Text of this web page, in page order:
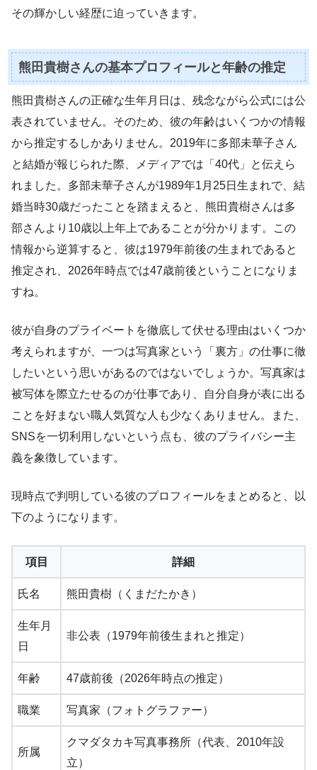
その輝かしい経歴に迫っていきます。
熊田貴樹さんの基本プロフィールと年齢の推定
熊田貴樹さんの正確な生年月日は、残念ながら公式には公
表されていません。そのため、彼の年齢はいくつかの情報
から推定するしかありません。2019年に多部未華子さん
と結婚が報じられた際、メディアでは「40代」と伝えら
れました。多部未華子さんが1989年1月25日生まれで、結
婚当時30歳だったことを踏まえると、熊田貴樹さんは多
部さんより10歳以上年上であることが分かります。この
情報から逆算すると、彼は1979年前後の生まれであると
推定され、2026年時点では47歳前後ということになりま
すね。
彼が自身のプライベートを徹底して伏せる理由はいくつか
考えられますが、一つは写真家という「裏方」の仕事に徹
したいという思いがあるのではないでしょうか。写真家は
被写体を際立たせるのが仕事であり、自分自身が表に出る
ことを好まない職人気質な人も少なくありません。また、
SNSを一切利用しないという点も、彼のプライバシー主
義を象徴しています。
現時点で判明している彼のプロフィールをまとめると、以
下のようになります。
項目 詳細
氏名 熊田貴樹（くまだたかき）
生年月
日
非公表（1979年前後生まれと推定）
年齢 47歳前後（2026年時点の推定）
職業 写真家（フォトグラファー）
所属
クマダタカキ写真事務所（代表、2010年設
立）